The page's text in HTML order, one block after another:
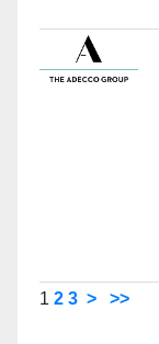
1 2 3 > >>